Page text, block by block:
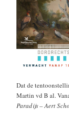
Dat de
Martin vd B al.
Paradijs – Aert